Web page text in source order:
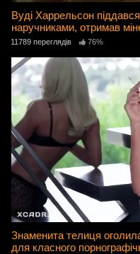
Вуді Харрельсон
наручниками, отримав
11789 переглядів 76%
Знаменита телиця
для класного